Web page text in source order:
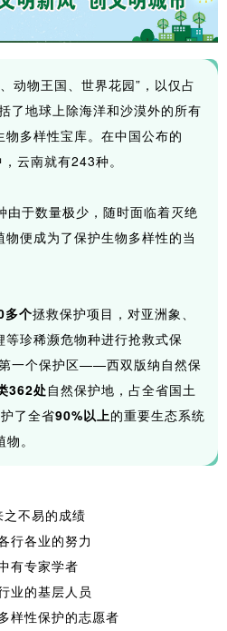
动物王国、世界花园”，以仅占
了地球上除海洋和沙漠外的所有
多样性宝库。在中国公布的
云南就有243种。
由于数量极少，随时面临着灭绝
便成为了保护生物多样性的当
多个拯救保护项目，对亚洲象、
珍稀濒危物种进行抢救式保
一个保护区——西双版纳自然保
362处自然保护地，占全省国土
了全省90%以上的重要生态系统
。
之不易的成绩
行各业的努力
有专家学者
业的基层人员
样性保护的志愿者